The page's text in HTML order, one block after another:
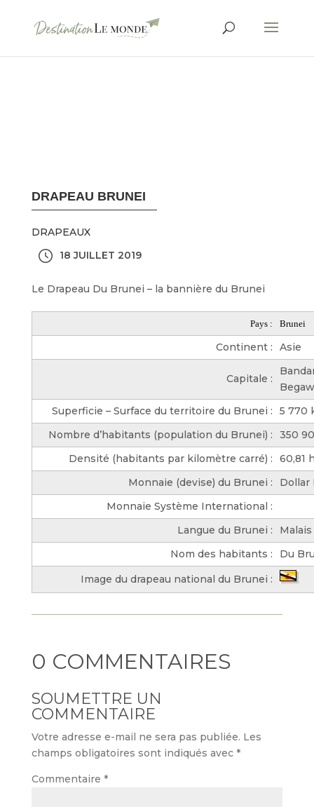
DRAPEAU BRUNEI
DRAPEAUX
18 JUILLET 2019
Le Drapeau Du Brunei – la bannière du Brunei
Pays : Brunei
Continent : Asie
Capitale :
Superficie – Surface du territoire du Brunei :
5 770
Nombre d’habitants (population du Brunei) :
350
Densité (habitants par kilomètre carré) :
60,81
Monnaie (devise) du Brunei :
Dollar
Monnaie Système International :
Langue du Brunei :
Nom des habitants :
Du
Image du drapeau national du Brunei :
0 COMMENTAIRES
SOUMETTRE UN
COMMENTAIRE
Votre adresse e-mail ne sera pas publiée. Les
champs obligatoires sont indiqués avec *
Commentaire *